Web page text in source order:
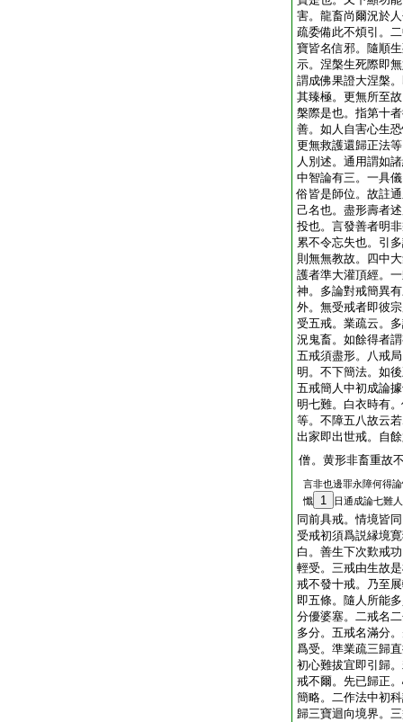
害。龍畜尚爾況於
疏委備此不煩引。
寶皆名信邪。隨順
示。涅槃生死際即
謂成佛果證大涅槃
其臻極。更無所至
槃際是也。指第十
善。如人自害心生
更無救護還歸正法
人別述。通用謂如
中智論有三。一具
俗皆是師位。故註
己名也。盡形壽者
投也。言發善者明
累不令忘失也。引
則無無教故。四中
護者準大灌頂經。
神。多論對戒簡異
外。無受戒者即彼
受五戒。業疏云。
況鬼畜。如餘得者
五戒須盡形。八戒
明。不下簡法。如
五戒簡人中初成論
明七難。白衣時有
等。不障五八故云
出家即出世戒。自
僧。黄形非畜重故
言非也邊罪永障何得
懺
1 日通成論七難人
同前具戒。情境皆
受戒初須爲説縁境
白。善生下次歎戒
輕受。三戒由生故
戒不發十戒。乃至
即五條。隨人所能
分優婆塞。二戒名
多分。五戒名滿分
爲受。準業疏三歸
初心難拔宜即引歸
戒不爾。先已歸正
簡略。二作法中初
歸三寶迴向境界。